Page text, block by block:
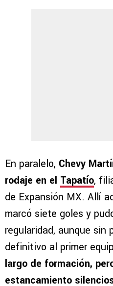
En paralelo, Chevy
rodaje en el Tapatío,
de Expansión MX. Allí
marcó siete goles y
regularidad, aunque sin
definitivo al primer
largo de formación,
estancamiento